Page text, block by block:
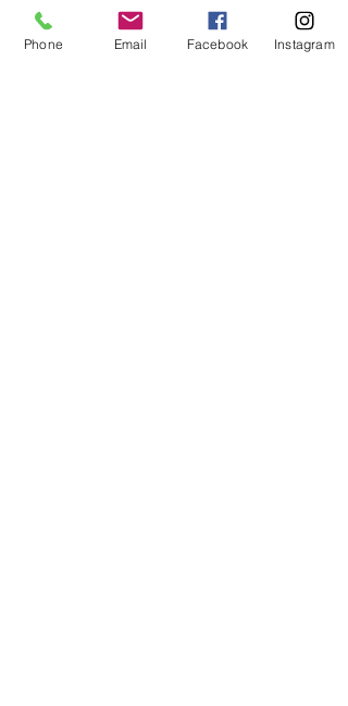
Phone Email Facebook Instagram